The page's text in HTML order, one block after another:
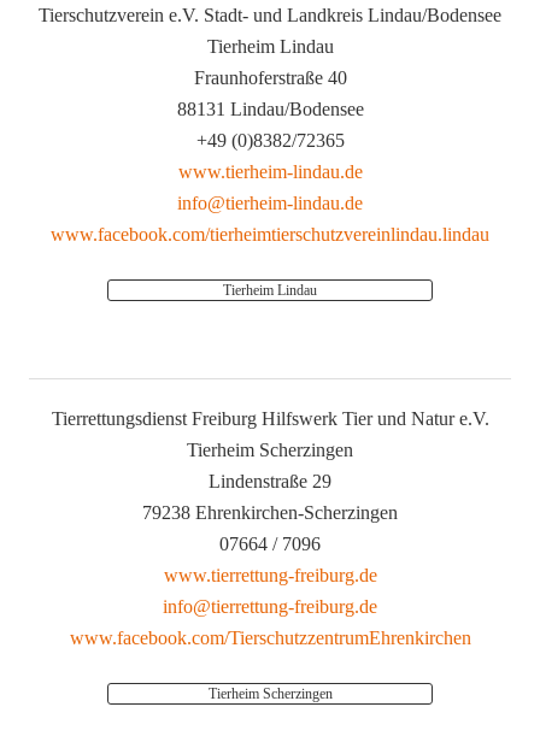
Tierschutzverein e.V. Stadt- und Landkreis Lindau/Bodensee
Tierheim Lindau
Fraunhoferstraße 40
88131 Lindau/Bodensee
+49 (0)8382/72365
www.tierheim-lindau.de
info@tierheim-lindau.de
www.facebook.com/tierheimtierschutzvereinlindau.lindau
Tierheim Lindau
Tierrettungsdienst Freiburg Hilfswerk Tier und Natur e.V.
Tierheim Scherzingen
Lindenstraße 29
79238 Ehrenkirchen-Scherzingen
07664 / 7096
www.tierrettung-freiburg.de
info@tierrettung-freiburg.de
www.facebook.com/TierschutzzentrumEhrenkirchen
Tierheim Scherzingen